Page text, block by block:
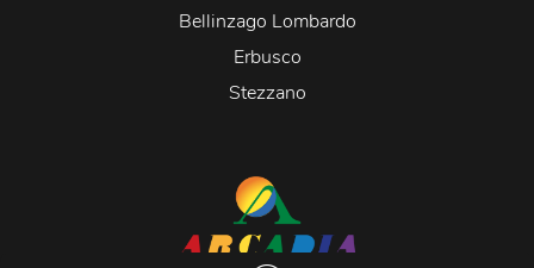
Bellinzago Lombardo
Erbusco
Stezzano